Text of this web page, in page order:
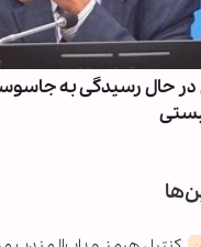
در حال رسیدگی به